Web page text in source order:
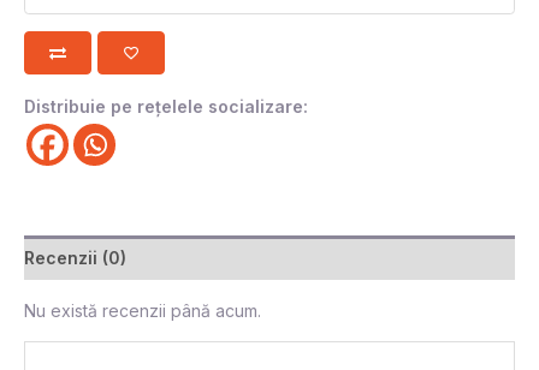
Distribuie pe rețelele socializare:
Recenzii (0)
Nu există recenzii până acum.